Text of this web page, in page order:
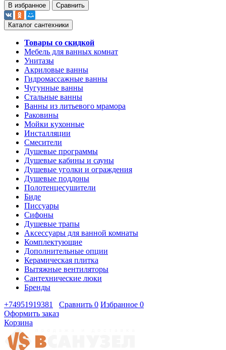
В избранное Сравнить
Каталог сантехники
Товары со скидкой
Мебель для ванных комнат
Унитазы
Акриловые ванны
Гидромассажные ванны
Чугунные ванны
Стальные ванны
Ванны из литьевого мрамора
Раковины
Мойки кухонные
Инсталляции
Смесители
Душевые программы
Душевые кабины и сауны
Душевые уголки и ограждения
Душевые поддоны
Полотенцесушители
Биде
Писсуары
Сифоны
Душевые трапы
Аксессуары для ванной комнаты
Комплектующие
Дополнительные опции
Керамическая плитка
Вытяжные вентиляторы
Сантехнические люки
Бренды
+74951919381
Сравнить 0 Избранное 0
Оформить заказ
Корзина